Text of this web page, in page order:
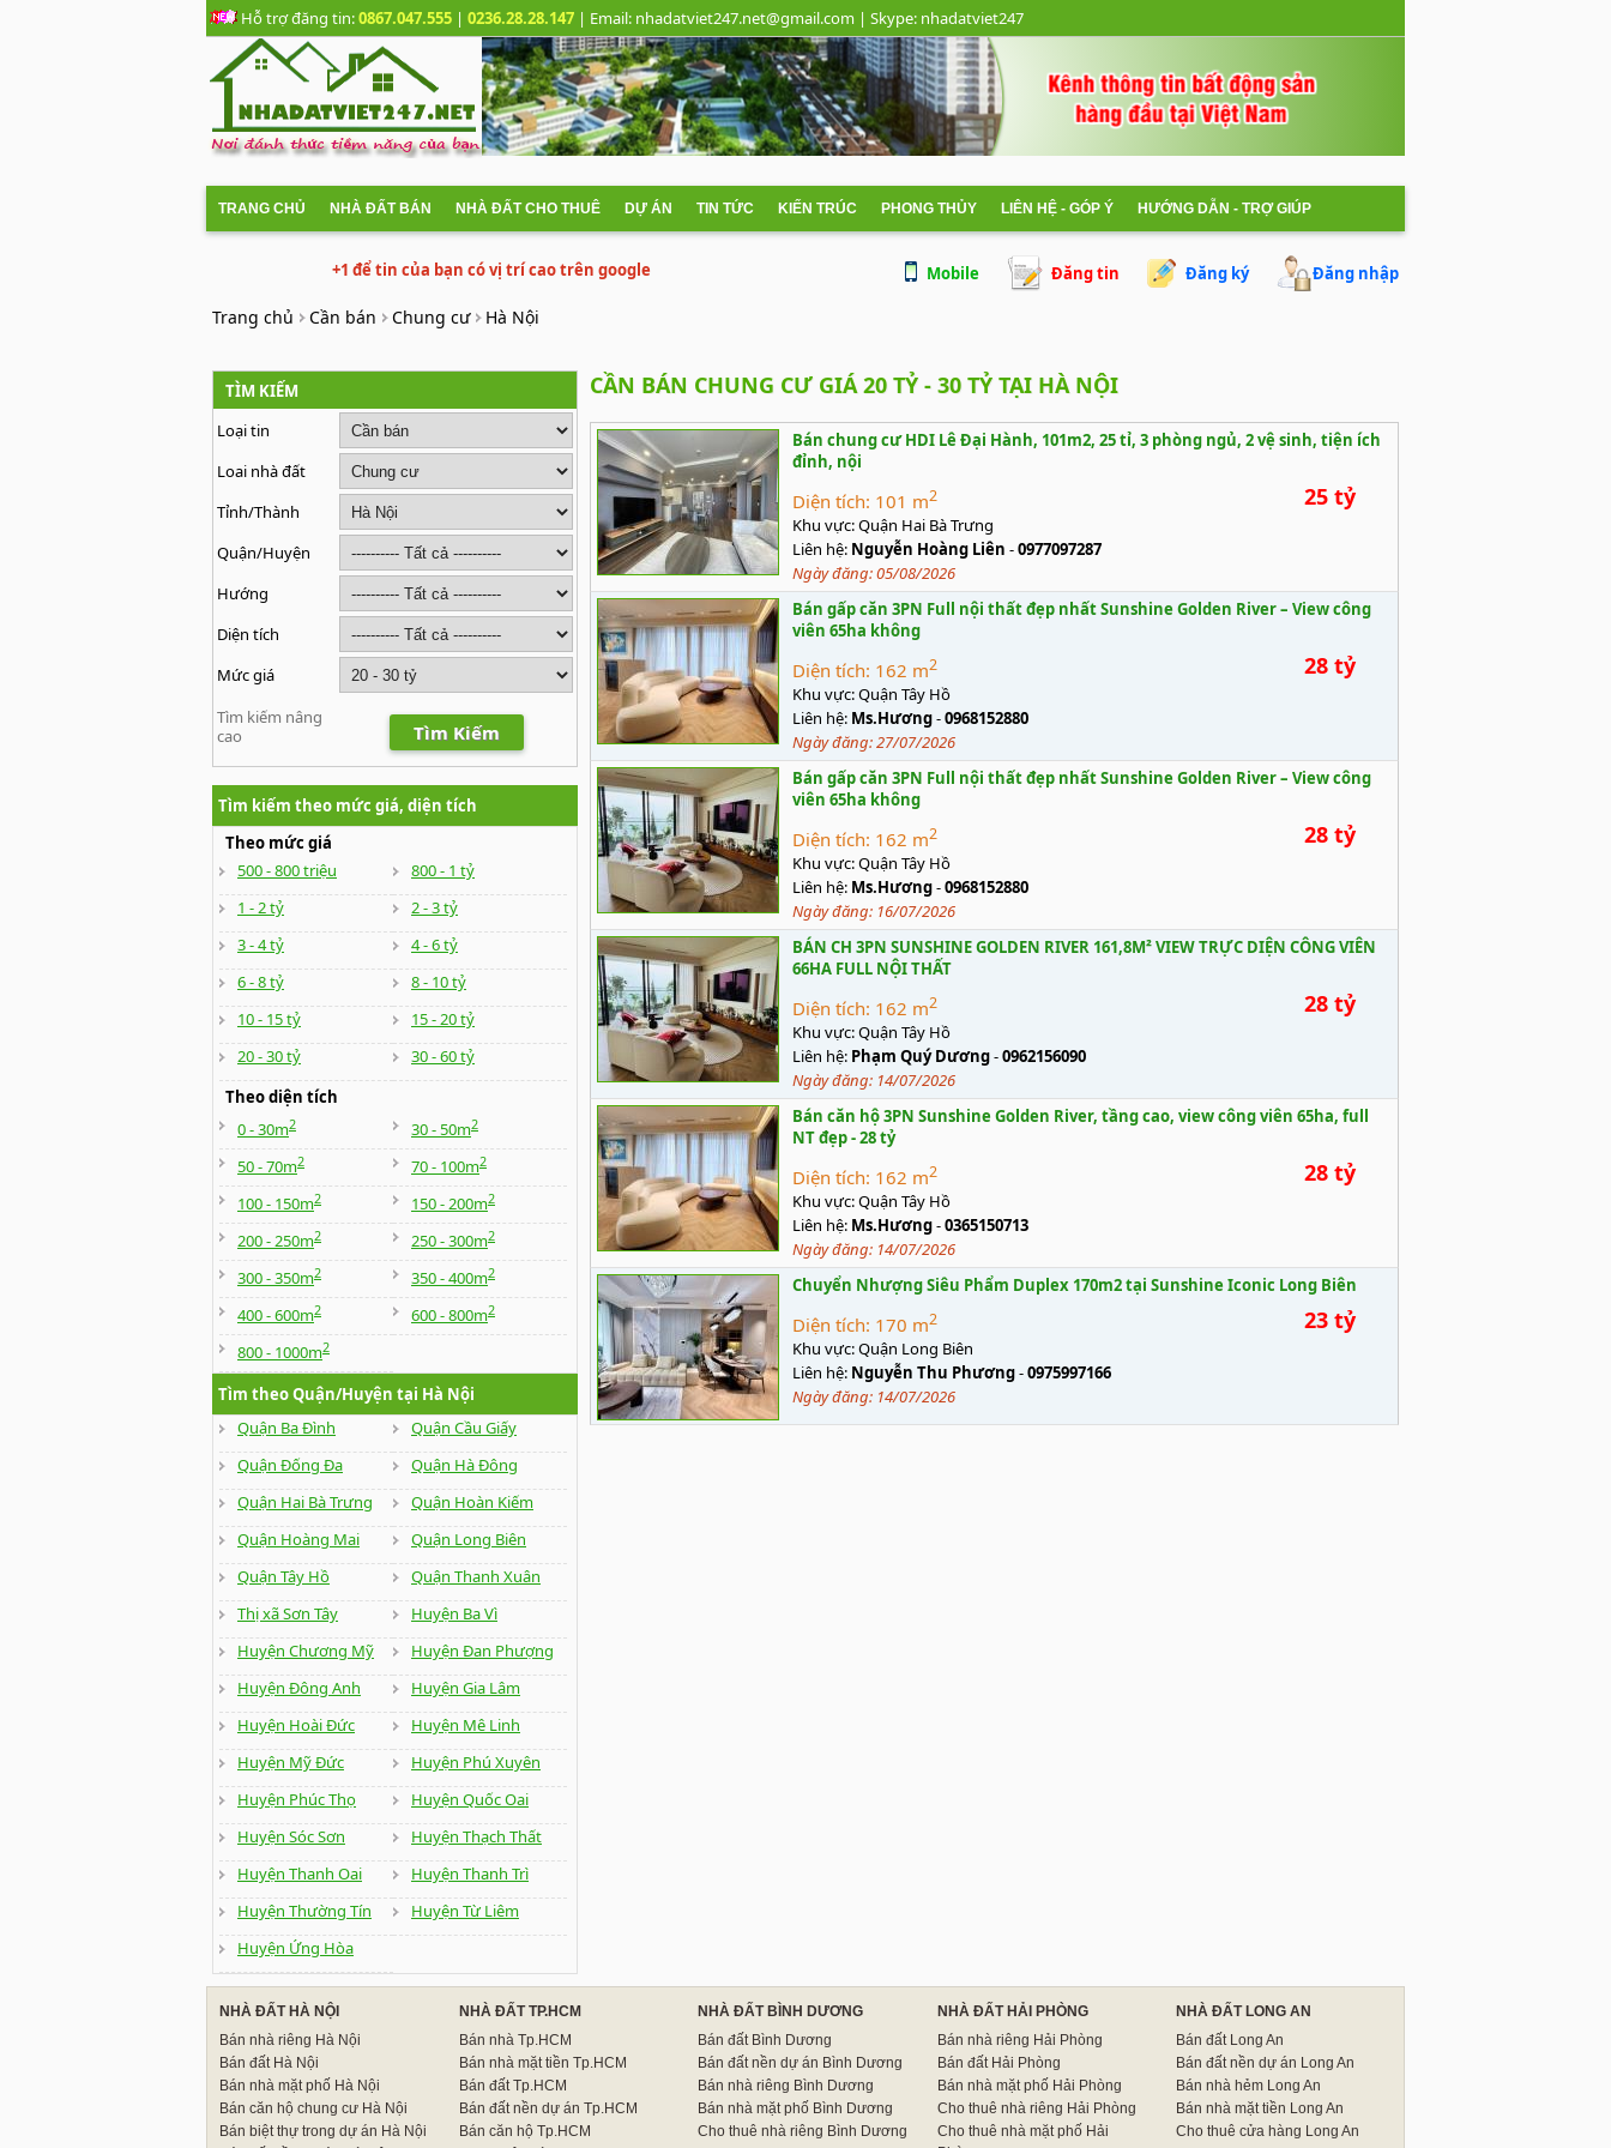
Hỗ trợ đăng tin:0867.047.555 | 0236.28.28.147 | Email: nhadatviet247.net@gmail.com | Skype: nhadatviet247
TRANG CHỦ NHÀ ĐẤT BÁN NHÀ ĐẤT CHO THUÊ DỰ ÁN TIN TỨC KIẾN TRÚC PHONG THỦY LIÊN HỆ - GÓP Ý HƯỚNG DẪN - TRỢ GIÚP
+1 để tin của bạn có vị trí cao trên google Mobile Đăng tin Đăng ký Đăng nhập
Trang chủ Cần bán Chung cư Hà Nội
TÌM KIẾM
Loại tin
Loai nhà đất
Tỉnh/Thành
Quận/Huyện
Hướng
Diện tích
Mức giá
Tìm kiếm nâng
cao
Tìm Kiếm
Tìm kiếm theo mức giá, diện tích
Theo mức giá
500 - 800 triệu
800 - 1 tỷ
1 - 2 tỷ
2 - 3 tỷ
3 - 4 tỷ
4 - 6 tỷ
6 - 8 tỷ
8 - 10 tỷ
10 - 15 tỷ
15 - 20 tỷ
20 - 30 tỷ
30 - 60 tỷ
Theo diện tích
0 - 30m2 30 - 50m2
50 - 70m2 70 - 100m2
100 - 150m2 150 - 200m2
200 - 250m2 250 - 300m2
300 - 350m2 350 - 400m2
400 - 600m2 600 - 800m2
800 - 1000m2
Tìm theo Quận/Huyện tại Hà Nội
Quận Ba Đình
Quận Cầu Giấy
Quận Đống Đa
Quận Hà Đông
Quận Hai Bà Trưng
Quận Hoàn Kiếm
Quận Hoàng Mai
Quận Long Biên
Quận Tây Hồ
Quận Thanh Xuân
Thị xã Sơn Tây
Huyện Ba Vì
Huyện Chương Mỹ
Huyện Đan Phượng
Huyện Đông Anh
Huyện Gia Lâm
Huyện Hoài Đức
Huyện Mê Linh
Huyện Mỹ Đức
Huyện Phú Xuyên
Huyện Phúc Thọ
Huyện Quốc Oai
Huyện Sóc Sơn
Huyện Thạch Thất
Huyện Thanh Oai
Huyện Thanh Trì
Huyện Thường Tín
Huyện Từ Liêm
Huyện Ứng Hòa
CẦN BÁN CHUNG CƯ GIÁ 20 TỶ - 30 TỶ TẠI HÀ NỘI
Bán chung cư HDI Lê Đại Hành, 101m2, 25 tỉ, 3 phòng ngủ, 2 vệ sinh, tiện ích
đỉnh, nội
Diện tích: 101 m2 25 tỷ
Khu vực:Quận Hai Bà Trưng
Liên hệ: Nguyễn Hoàng Liên -0977097287
Ngày đăng:05/08/2026
Bán gấp căn 3PN Full nội thất đẹp nhất Sunshine Golden River – View công
viên 65ha không
Diện tích: 162 m2 28 tỷ
Khu vực:Quận Tây Hồ
Liên hệ: Ms.Hương-0968152880
Ngày đăng:27/07/2026
Bán gấp căn 3PN Full nội thất đẹp nhất Sunshine Golden River – View công
viên 65ha không
Diện tích: 162 m2 28 tỷ
Khu vực:Quận Tây Hồ
Liên hệ: Ms.Hương-0968152880
Ngày đăng: 16/07/2026
BÁN CH 3PN SUNSHINE GOLDEN RIVER 161,8M² VIEW TRỰC DIỆN CÔNG VIÊN
66HA FULL NỘI THẤT
Diện tích: 162 m2 28 tỷ
Khu vực:Quận Tây Hồ
Liên hệ: Phạm Quý Dương-0962156090
Ngày đăng: 14/07/2026
Bán căn hộ 3PN Sunshine Golden River, tầng cao, view công viên 65ha, full
NT đẹp - 28 tỷ
Diện tích: 162 m2 28 tỷ
Khu vực:Quận Tây Hồ
Liên hệ: Ms.Hương-0365150713
Ngày đăng: 14/07/2026
Chuyển Nhượng Siêu Phẩm Duplex 170m2 tại Sunshine Iconic Long Biên
Diện tích: 170 m2 23 tỷ
Khu vực:Quận Long Biên
Liên hệ: Nguyễn Thu Phương-0975997166
Ngày đăng: 14/07/2026
NHÀ ĐẤT HÀ NỘI
Bán nhà riêng Hà Nội
Bán đất Hà Nội
Bán nhà mặt phố Hà Nội
Bán căn hộ chung cư Hà Nội
Bán biệt thự trong dự án Hà Nội
NHÀ ĐẤT TP.HCM
Bán nhà Tp.HCM
Bán nhà mặt tiền Tp.HCM
Bán đất Tp.HCM
Bán đất nền dự án Tp.HCM
Bán căn hộ Tp.HCM
NHÀ ĐẤT BÌNH DƯƠNG
Bán đất Bình Dương
Bán đất nền dự án Bình Dương
Bán nhà riêng Bình Dương
Bán nhà mặt phố Bình Dương
Cho thuê nhà riêng Bình Dương
NHÀ ĐẤT HẢI PHÒNG
Bán nhà riêng Hải Phòng
Bán đất Hải Phòng
Bán nhà mặt phố Hải Phòng
Cho thuê nhà riêng Hải Phòng
Cho thuê nhà mặt phố Hải
NHÀ ĐẤT LONG AN
Bán đất Long An
Bán đất nền dự án Long An
Bán nhà hẻm Long An
Bán nhà mặt tiền Long An
Cho thuê cửa hàng Long An